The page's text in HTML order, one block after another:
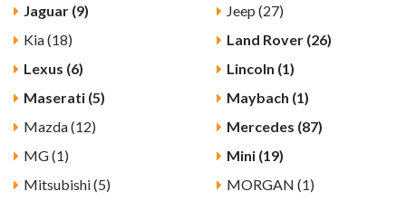
Jaguar (9)
Jeep (27)
Kia (18)
Land Rover (26)
Lexus (6)
Lincoln (1)
Maserati (5)
Maybach (1)
Mazda (12)
Mercedes (87)
MG (1)
Mini (19)
Mitsubishi (5)
MORGAN (1)